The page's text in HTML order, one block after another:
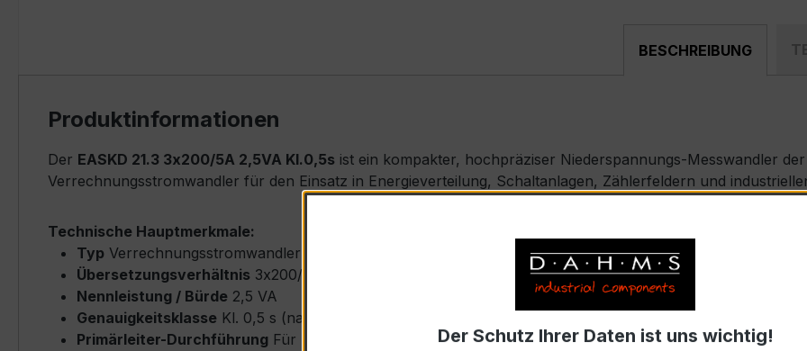
BESCHREIBUNG
Produktinformationen
Der EASKD 21.3 3x200/5A 2,5VA Kl.0,5s ist ein kompakter, hochpräziser Niederspannungs-Messwandler
Verrechnungsstromwandler für den Einsatz in Energieverteilung, Schaltanlagen, Zählerfeldern und
Technische Hauptmerkmale:
Typ Verrechnungsstromwandler (Ringkern-Typ) – EASKD 21.3
Übersetzungsverhältnis 3x200/5 A (Primärnennstrom 200 A pro Phase, Sekundärnennstrom 5 A)
Nennleistung / Bürde 2,5 VA
Genauigkeitsklasse Kl. 0,5 s (nach IEC/EN 61869-2 bzw. DIN EN 61869-2)
Primärleiter-Durchführung Für Rundleiter bis max. Ø 21 mm (Kabeldurchführung)
Der Schutz Ihrer Daten ist uns wichtig!